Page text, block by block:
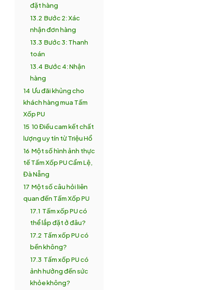
đặt hàng
13.2 Bước 2: Xác
nhận đơn hàng
13.3 Bước 3: Thanh
toán
13.4 Bước 4: Nhận
hàng
14 Ưu đãi khủng cho
khách hàng mua Tấm
Xốp PU
15 10 Điều cam kết chất
lượng uy tín từ Triệu Hổ
16 Một số hình ảnh thực
tế Tấm Xốp PU Cẩm Lệ,
Đà Nẵng
17 Một số câu hỏi liên
quan đến Tấm Xốp PU
17.1 Tấm xốp PU có
thể lắp đặt ở đâu?
17.2 Tấm xốp PU có
bền không?
17.3 Tấm xốp PU có
ảnh hưởng đến sức
khỏe không?